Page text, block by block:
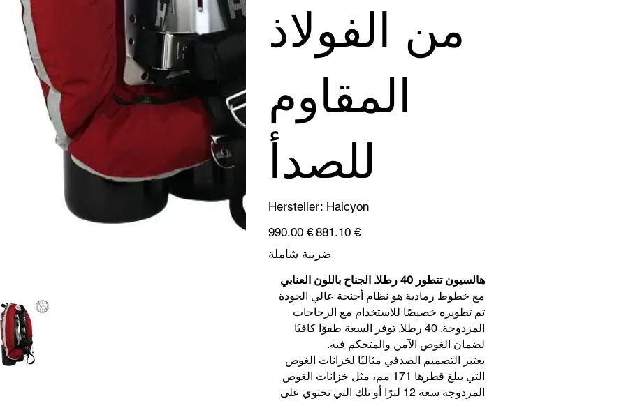
من الفولاذ
المقاوم
للصدأ
Hersteller: SKU
Halcyon
Halcyon
السعر
الأصلي
‏990.00 € سعر
البيع
‏881.10 €
ضريبة شاملة
هالسيون تتطور 40 رطلا. الجناح باللون العنابي
مع خطوط رمادية هو نظام أجنحة عالي الجودة
تم تطويره خصيصًا للاستخدام مع الزجاجات
المزدوجة. 40 رطلا. توفر السعة طفوًا كافيًا
لضمان الغوص الآمن والمتحكم فيه.
يعتبر التصميم الصدفي مثاليًا لخزانات الغوص
التي يبلغ قطرها 171 مم، مثل خزانات الغوص
المزدوجة سعة 12 لترًا أو تلك التي تحتوي على